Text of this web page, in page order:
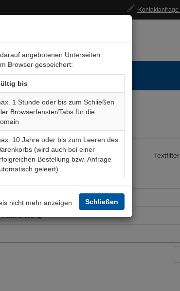
Kontaktanfrage
angebotenen Unterseiten
Browser gespeichert:
bis
1 Stunde oder bis zum Schließen
Browserfenster/Tabs für die
10 Jahre oder bis zum Leeren des
(wird auch bei einer
Bestellung bzw. Anfrage
geleert)
nicht mehr anzeigen Schließen
Textfilter
neu formuliert